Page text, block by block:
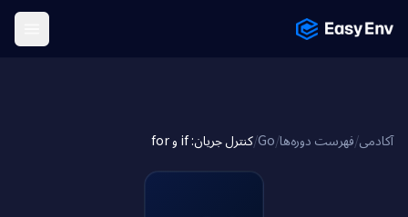
Menu
آکادمی/فهرست دوره‌ها/
Go
/کنترل جریان: if و for